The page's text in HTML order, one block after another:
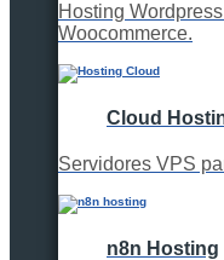
Hosting
Woocommerce.
Cloud
Servidores VPS
n8n Hosting